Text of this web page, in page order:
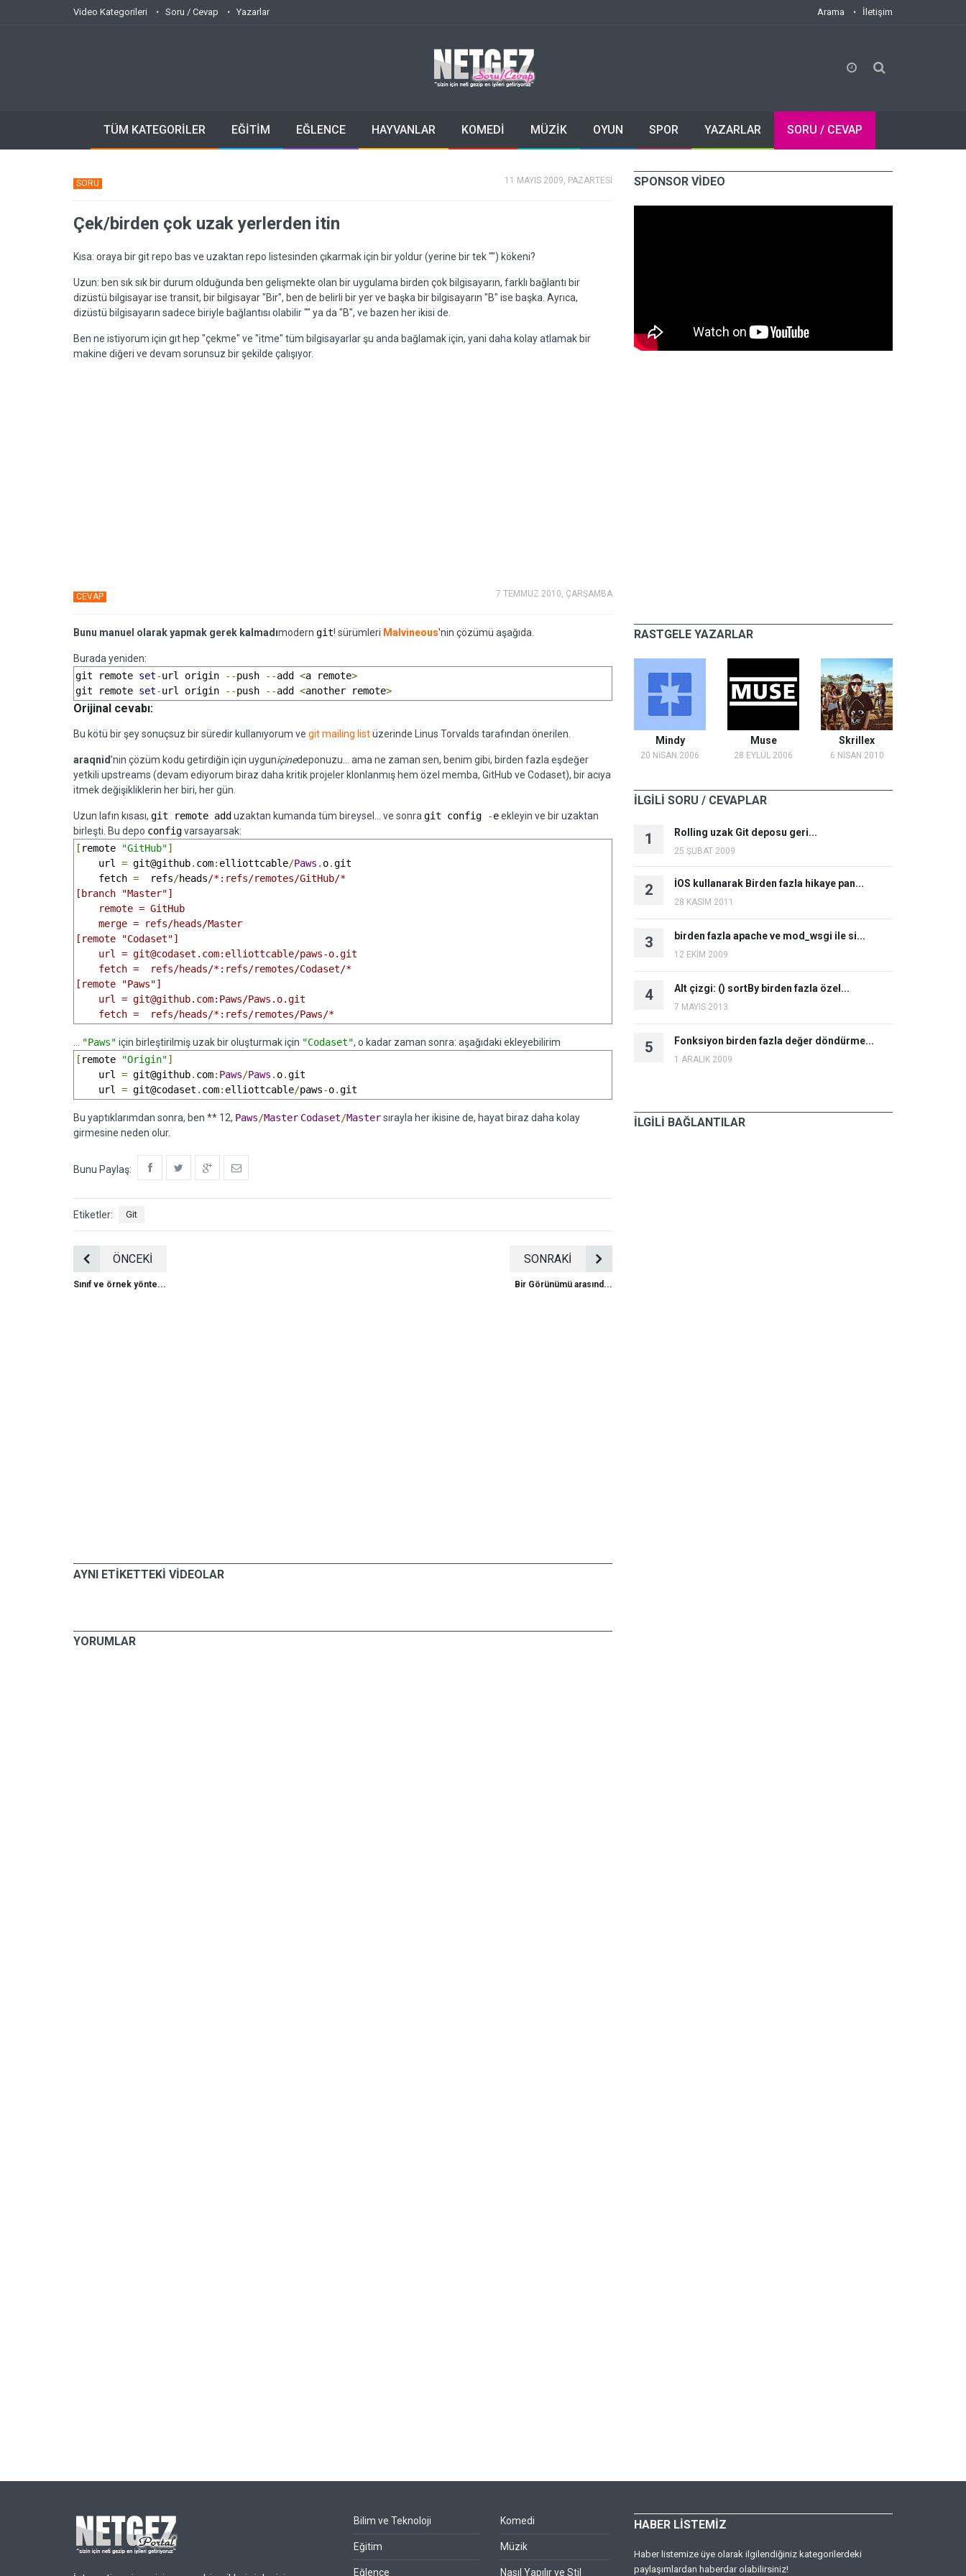
Video Kategorileri Soru / Cevap Yazarlar Arama İletişim
TÜM KATEGORİLER EĞİTİM EĞLENCE HAYVANLAR KOMEDİ MÜZİK OYUN SPOR YAZARLAR SORU / CEVAP
SORU 11 MAYIS 2009, PAZARTESİ
Çek/birden çok uzak yerlerden itin
Kısa: oraya bir git repo bas ve uzaktan repo listesinden çıkarmak için bir yoldur (yerine bir tek "") kökeni?
Uzun: ben sık sık bir durum olduğunda ben gelişmekte olan bir uygulama birden çok bilgisayarın, farklı bağlantı bir
dizüstü bilgisayar ise transit, bir bilgisayar "Bir", ben de belirli bir yer ve başka bir bilgisayarın "B" ise başka. Ayrıca,
dizüstü bilgisayarın sadece biriyle bağlantısı olabilir "" ya da "B", ve bazen her ikisi de.
Ben ne istiyorum için gıt hep "çekme" ve "itme" tüm bilgisayarlar şu anda bağlamak için, yani daha kolay atlamak bir
makine diğeri ve devam sorunsuz bir şekilde çalışıyor.
CEVAP 7 TEMMUZ 2010, ÇARŞAMBA
Bunu manuel olarak yapmak gerek kalmadımodern git! sürümleri Malvineous'nin çözümü aşağıda.
Burada yeniden:
git remote set-url origin --push --add <a remote>
git remote set-url origin --push --add <another remote>
Orijinal cevabı:
Bu kötü bir şey sonuçsuz bir süredir kullanıyorum ve git mailing listüzerinde Linus Torvalds tarafından önerilen.
araqnid’nin çözüm kodu getirdiğin için uyguniçinedeponuzu... ama ne zaman sen, benim gibi, birden fazla eşdeğer
yetkili upstreams (devam ediyorum biraz daha kritik projeler klonlanmış hem özel memba, GitHub ve Codaset), bir acıya
itmek değişikliklerin her biri, her gün.
Uzun lafın kısası, git remote add uzaktan kumanda tüm bireysel... ve sonra git config -eekleyin ve bir uzaktan
birleşti. Bu depo configvarsayarsak:
[ remote "GitHub"]
    url
= git@github. com: elliottcable/Paws . o.git
    fetch
=
  refs
/heads/*:refs/remotes/GitHub/*
[branch "Master"]
    remote = GitHub
    merge = refs/heads/Master
[remote "Codaset"]
    url = git@codaset.com:elliottcable/paws-o.git
    fetch =  refs/heads/*:refs/remotes/Codaset/*
[remote "Paws"]
    url = git@github.com:Paws/Paws.o.git
    fetch =  refs/heads/*:refs/remotes/Paws/*
"Paws" için birleştirilmiş uzak bir oluşturmak için "Codaset", o kadar zaman sonra: aşağıdaki ekleyebilirim
[ remote "Origin"]
    url
= git@github. com: Paws/Paws . o.git
    url
= git@codaset . com: elliottcable/paws-o.git
Bu yaptıklarımdan sonra, ben ** 12, Paws/Master Codaset/Mastersırayla her ikisine de, hayat biraz daha kolay
girmesine neden olur.
Bunu Paylaş:
Etiketler: Git
ÖNCEKİ
Sınıf ve örnek yönte...
SONRAKİ
Bir Görünümü arasınd...
AYNI ETİKETTEKİ VİDEOLAR
YORUMLAR
SPONSOR VİDEO
RASTGELE YAZARLAR
Mindy
20 NİSAN 2006
Muse
28 EYLÜL 2006
Skrillex
6 NİSAN 2010
İLGİLİ SORU / CEVAPLAR
1 Rolling uzak Git deposu geri...
25 ŞUBAT 2009
2 İOS kullanarak Birden fazla hikaye pan...
28 KASIM 2011
3 birden fazla apache ve mod_wsgi ile si...
12 EKİM 2009
4 Alt çizgi: () sortBy birden fazla özel...
7 MAYIS 2013
5 Fonksiyon birden fazla değer döndürme...
1 ARALIK 2009
İLGİLİ BAĞLANTILAR
Bilim ve Teknoloji
Eğitim
Eğlence
Komedi
Müzik
Nasıl Yapılır ve Stil
HABER LİSTEMİZ
Haber listemize üye olarak ilgilendiğiniz kategorilerdeki
paylaşımlardan haberdar olabilirsiniz!